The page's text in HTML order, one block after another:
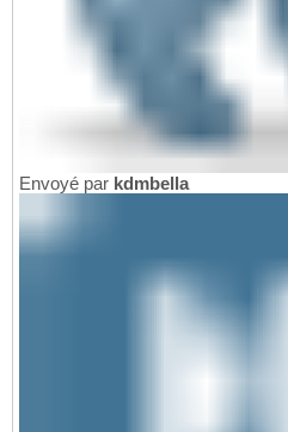
Envoyé par kdmbella